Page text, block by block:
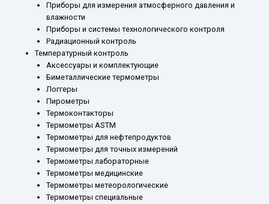
Приборы для измерения атмосферного давления и
влажности
Приборы и системы технологического контроля
Радиационный контроль
Температурный контроль
Аксессуары и комплектующие
Биметаллические термометры
Логгеры
Пирометры
Термоконтакторы
Термометры ASTM
Термометры для нефтепродуктов
Термометры для точных измерений
Термометры лабораторные
Термометры медицинские
Термометры метеорологические
Термометры специальные